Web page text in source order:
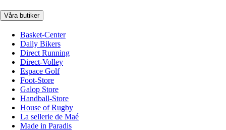
Våra butiker
Basket-Center
Daily Bikers
Direct Running
Direct-Volley
Espace Golf
Foot-Store
Galop Store
Handball-Store
House of Rugby
La sellerie de Maé
Made in Paradis